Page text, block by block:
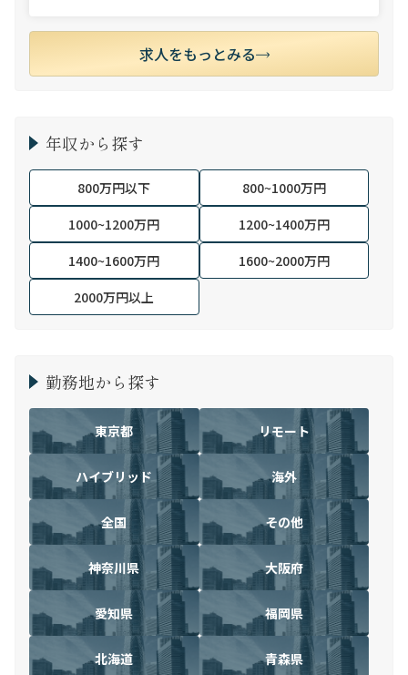
求人をもっとみる
年収から探す
800万円以下
800~1000万円
1000~1200万円
1200~1400万円
1400~1600万円
1600~2000万円
2000万円以上
勤務地から探す
東京都 リモート
ハイブリッド 海外
全国 その他
神奈川県 大阪府
愛知県 福岡県
北海道 青森県